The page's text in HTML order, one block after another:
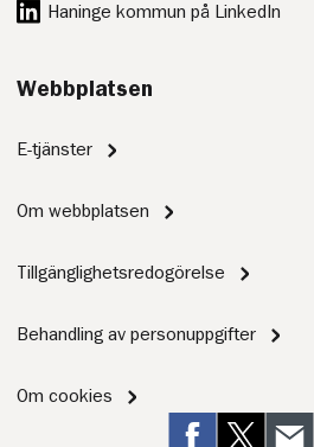
Haninge kommun på LinkedIn
Webbplatsen
E-tjänster
Om webbplatsen
Tillgänglighetsredogörelse
Behandling av personuppgifter
Om cookies